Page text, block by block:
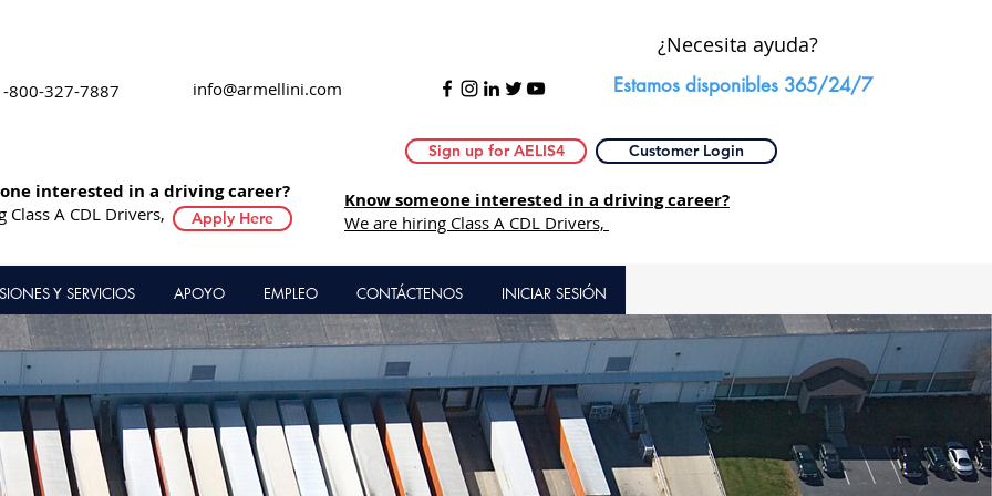
¿Necesita ayuda?
800-327-7887 info@armellini.com Estamos disponibles 365/24/7
Sign up for AELIS4 Customer Login
interested in a driving career?
Class A CDL Drivers, Apply Here
Know someone interested in a driving career?
We are hiring Class A CDL Drivers,
Y SERVICIOS APOYO EMPLEO CONTÁCTENOS INICIAR SESIÓN